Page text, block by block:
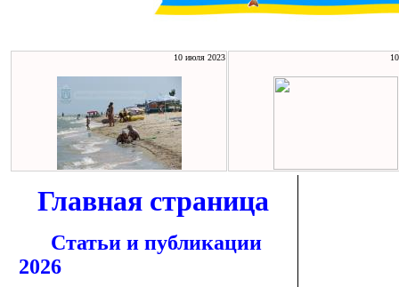
10 июля 2023
Главная страница
Статьи и публикации
2026